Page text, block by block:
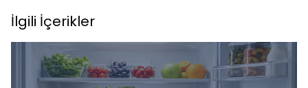
İlgili İçerikler